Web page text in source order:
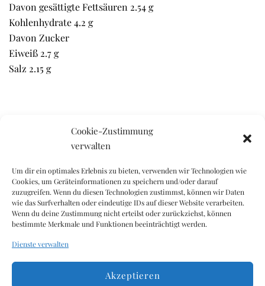
Cookie-Zustimmung
verwalten
Um dir ein optimales Erlebnis zu bieten, verwenden wir Technologien wie
Cookies, um Geräteinformationen zu speichern und/oder darauf
zuzugreifen. Wenn du diesen Technologien zustimmst, können wir Daten
wie das Surfverhalten oder eindeutige IDs auf dieser Website verarbeiten.
Wenn du deine Zustimmung nicht erteilst oder zurückziehst, können
bestimmte Merkmale und Funktionen beeinträchtigt werden.
Dienste verwalten
Akzeptieren
Davon gesättigte Fettsäuren 2.54 g
Kohlenhydrate 4.2 g
Davon Zucker
Eiweiß 2.7 g
Salz 2.15 g
Ähnliche Produkte